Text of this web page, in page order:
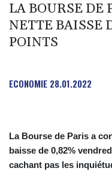
LA BOURSE DE
NETTE BAISSE
POINTS
ECONOMIE 28.01.2022
La Bourse de Paris a
baisse de 0,82%
cachant pas les